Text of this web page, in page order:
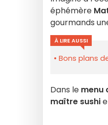
éphémère
gourmands
À LIRE AUSSI
Bons plans
Dans le menu
maître sushi